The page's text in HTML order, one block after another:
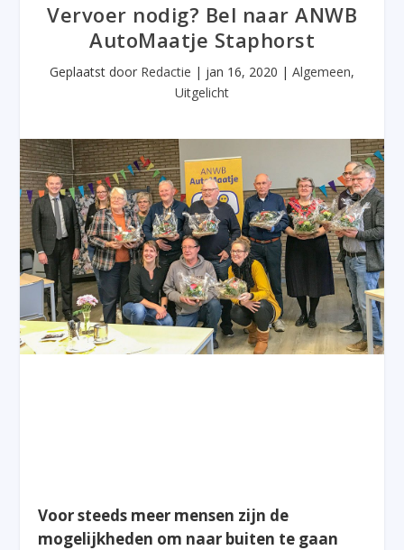
Vervoer nodig? Bel naar ANWB
AutoMaatje Staphorst
Geplaatst door Redactie | jan 16, 2020 | Algemeen,
Uitgelicht
Voor steeds meer mensen zijn de
mogelijkheden om naar buiten te gaan